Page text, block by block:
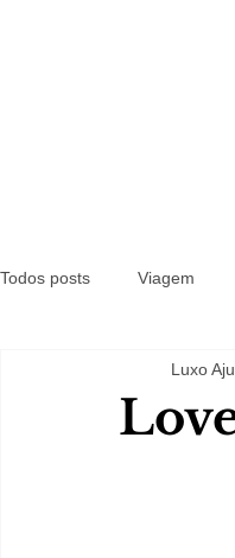
Todos posts Viagem
Luxo Aju